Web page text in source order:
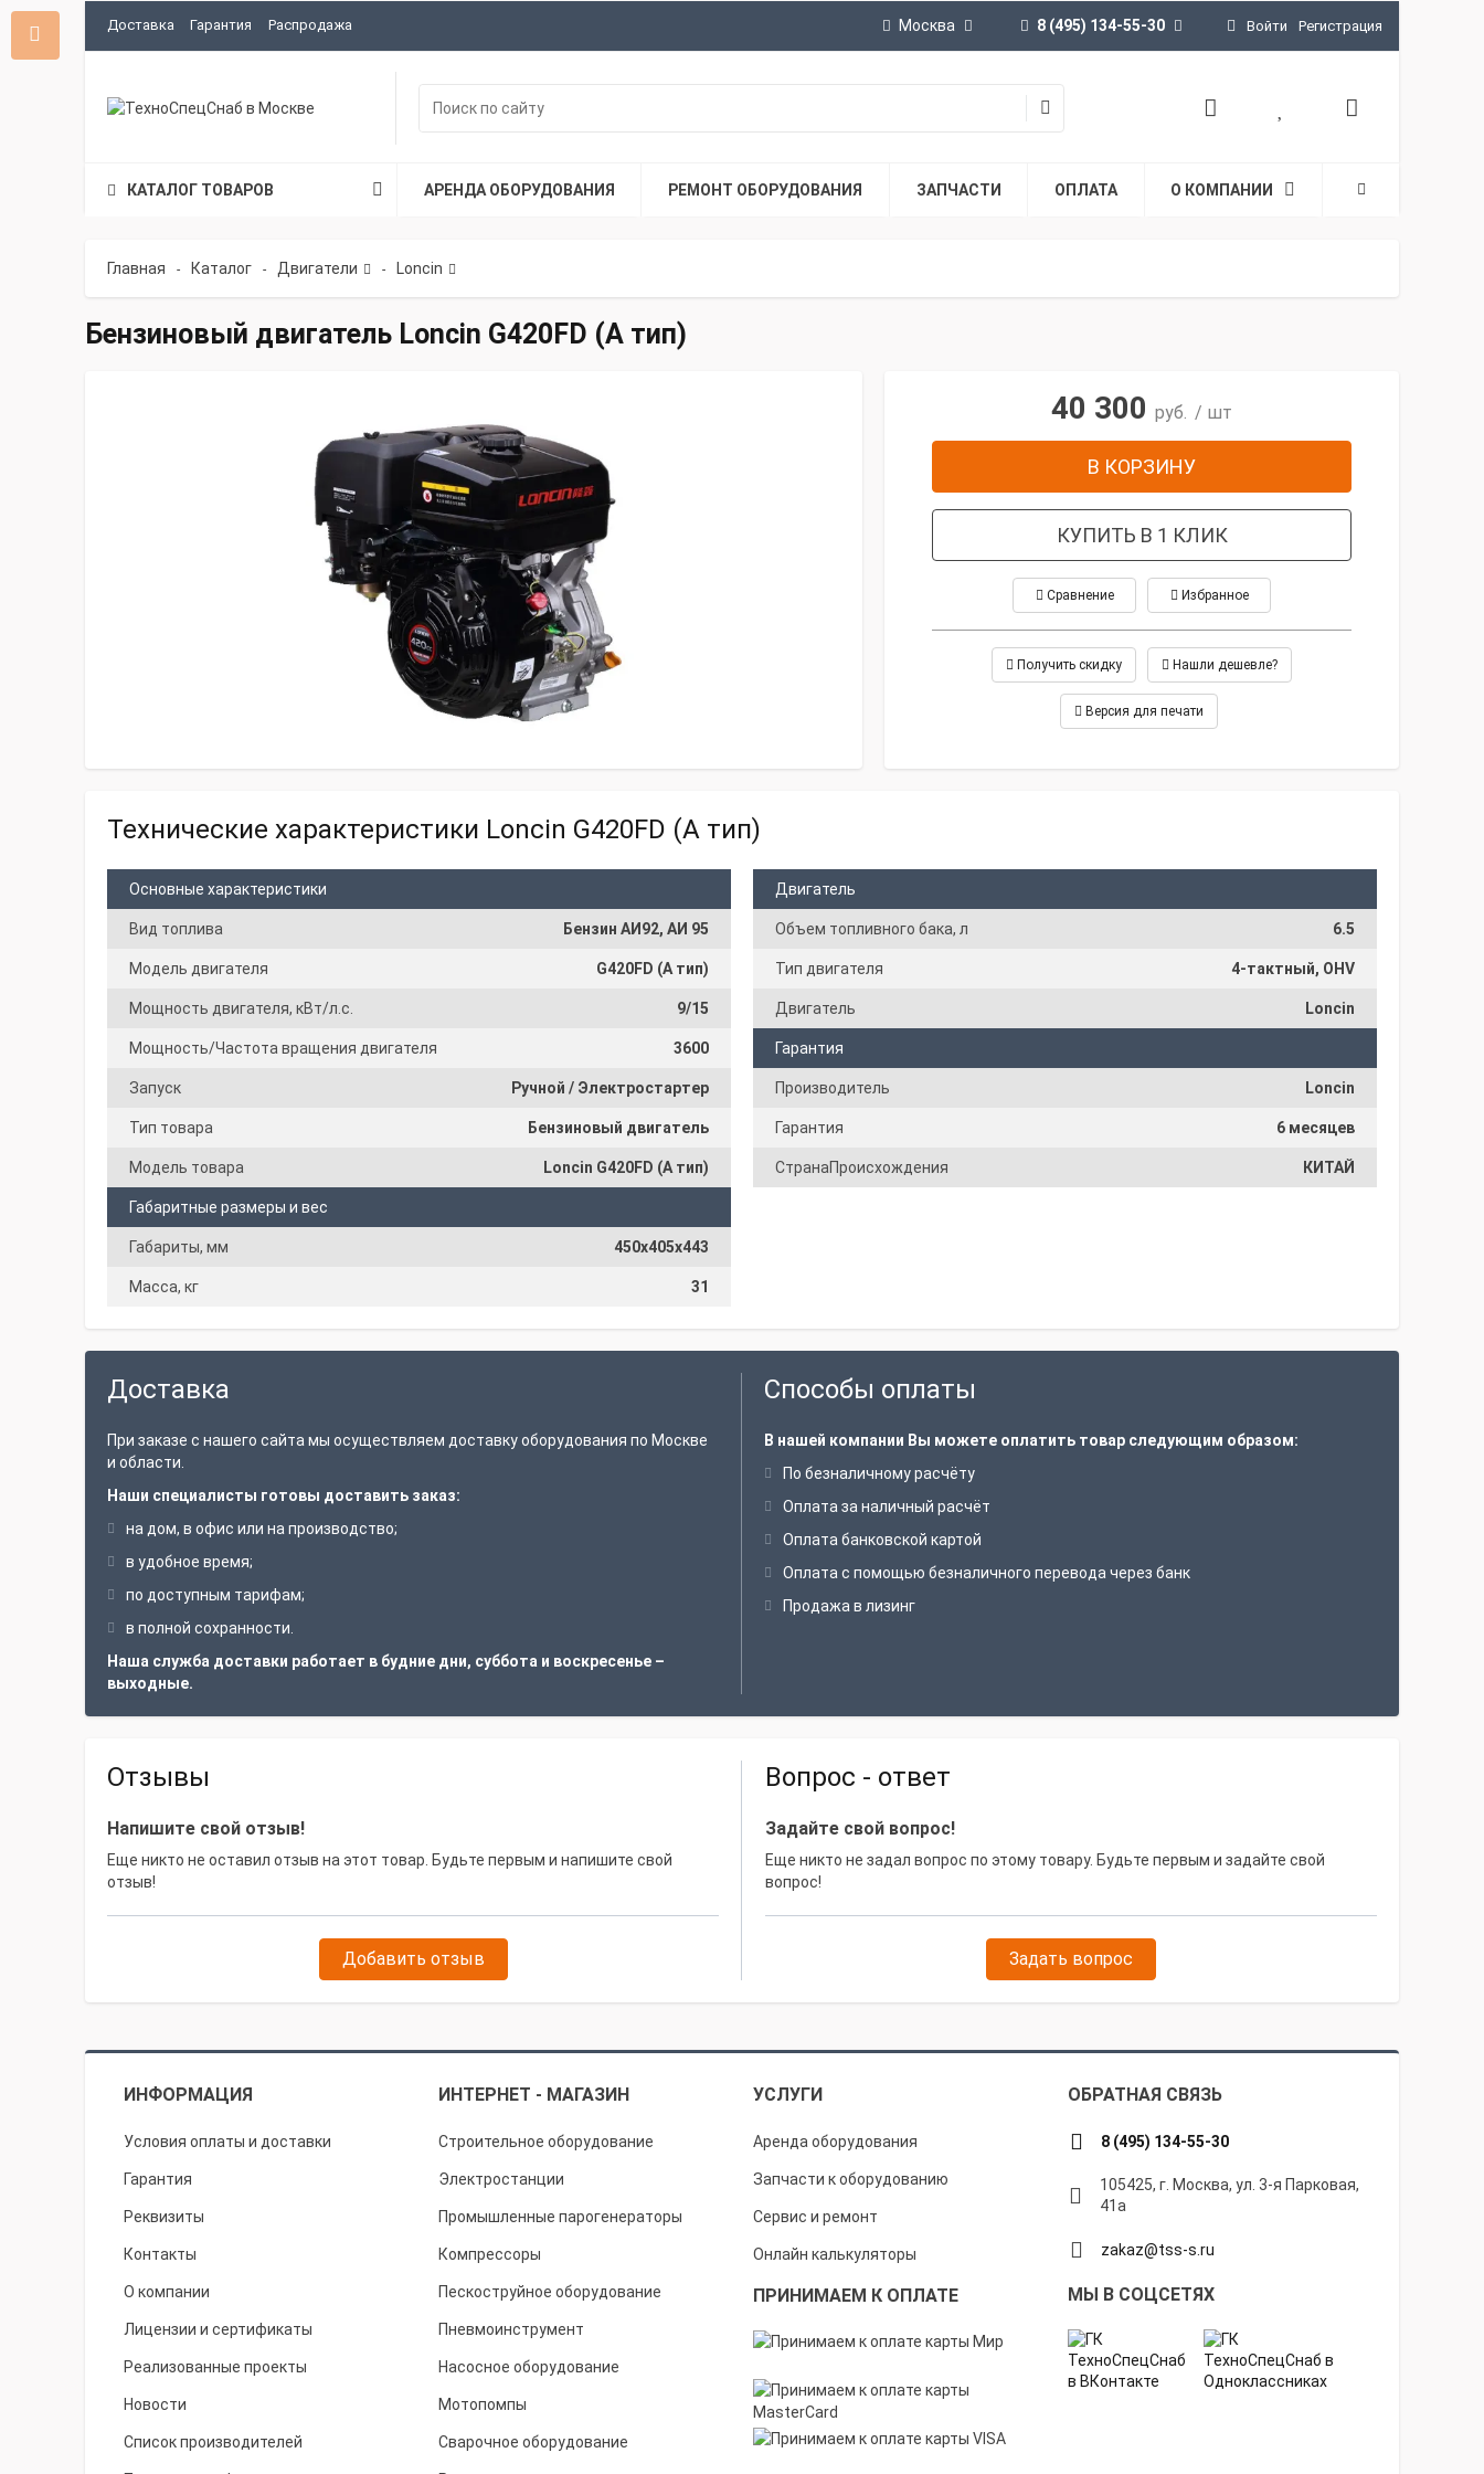
Доставка Гарантия Распродажа Москва 8 (495) 134-55-30 Войти Регистрация
КАТАЛОГ ТОВАРОВ АРЕНДА ОБОРУДОВАНИЯ РЕМОНТ ОБОРУДОВАНИЯ ЗАПЧАСТИ ОПЛАТА О КОМПАНИИ
Главная - Каталог - Двигатели - Loncin
Бензиновый двигатель Loncin G420FD (A тип)
40 300 руб. / шт
В КОРЗИНУ
КУПИТЬ В 1 КЛИК
Сравнение Избранное
Получить скидку Нашли дешевле?
Версия для печати
Технические характеристики Loncin G420FD (A тип)
Основные характеристики
Вид топлива Бензин АИ92, АИ 95
Модель двигателя G420FD (A тип)
Мощность двигателя, кВт/л.с. 9/15
Мощность/Частота вращения двигателя 3600
Запуск Ручной / Электростартер
Тип товара Бензиновый двигатель
Модель товара Loncin G420FD (A тип)
Габаритные размеры и вес
Габариты, мм 450x405x443
Масса, кг 31
Двигатель
Объем топливного бака, л 6.5
Тип двигателя 4-тактный, OHV
Двигатель Loncin
Гарантия
Производитель Loncin
Гарантия 6 месяцев
СтранаПроисхождения КИТАЙ
Доставка
При заказе с нашего сайта мы осуществляем доставку оборудования по Москве
и области.
Наши специалисты готовы доставить заказ:
на дом, в офис или на производство;
в удобное время;
по доступным тарифам;
в полной сохранности.
Наша служба доставки работает в будние дни, суббота и воскресенье –
выходные.
Способы оплаты
В нашей компании Вы можете оплатить товар следующим образом:
По безналичному расчёту
Оплата за наличный расчёт
Оплата банковской картой
Оплата с помощью безналичного перевода через банк
Продажа в лизинг
Отзывы
Напишите свой отзыв!
Еще никто не оставил отзыв на этот товар. Будьте первым и напишите свой
отзыв!
Добавить отзыв
Вопрос - ответ
Задайте свой вопрос!
Еще никто не задал вопрос по этому товару. Будьте первым и задайте свой
вопрос!
Задать вопрос
ИНФОРМАЦИЯ ИНТЕРНЕТ - МАГАЗИН УСЛУГИ ОБРАТНАЯ СВЯЗЬ
Условия оплаты и доставки
Гарантия
Реквизиты
Контакты
О компании
Лицензии и сертификаты
Реализованные проекты
Новости
Список производителей
Строительное оборудование
Электростанции
Промышленные парогенераторы
Компрессоры
Пескоструйное оборудование
Пневмоинструмент
Насосное оборудование
Мотопомпы
Сварочное оборудование
Аренда оборудования
Запчасти к оборудованию
Сервис и ремонт
Онлайн калькуляторы
ПРИНИМАЕМ К ОПЛАТЕ
8 (495) 134-55-30
105425, г. Москва, ул. 3-я Парковая,
41а
zakaz@tss-s.ru
МЫ В СОЦСЕТЯХ